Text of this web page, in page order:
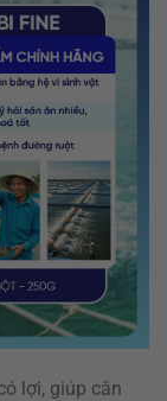
lợi, giúp cân